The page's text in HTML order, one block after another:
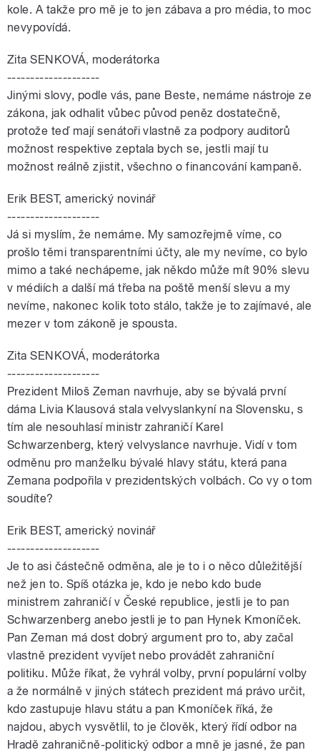
kole. A takže pro mě je to jen zábava a pro média, to moc
nevypovídá.
Zita SENKOVÁ, moderátorka
--------------------
Jinými slovy, podle vás, pane Beste, nemáme nástroje ze
zákona, jak odhalit vůbec původ peněz dostatečně,
protože teď mají senátoři vlastně za podpory auditorů
možnost respektive zeptala bych se, jestli mají tu
možnost reálně zjistit, všechno o financování kampaně.
Erik BEST, americký novinář
--------------------
Já si myslím, že nemáme. My samozřejmě víme, co
prošlo těmi transparentními účty, ale my nevíme, co bylo
mimo a také nechápeme, jak někdo může mít 90% slevu
v médiích a další má třeba na poště menší slevu a my
nevíme, nakonec kolik toto stálo, takže je to zajímavé, ale
mezer v tom zákoně je spousta.
Zita SENKOVÁ, moderátorka
--------------------
Prezident Miloš Zeman navrhuje, aby se bývalá první
dáma Livia Klausová stala velvyslankyní na Slovensku, s
tím ale nesouhlasí ministr zahraničí Karel
Schwarzenberg, který velvyslance navrhuje. Vidí v tom
odměnu pro manželku bývalé hlavy státu, která pana
Zemana podpořila v prezidentských volbách. Co vy o tom
soudíte?
Erik BEST, americký novinář
--------------------
Je to asi částečně odměna, ale je to i o něco důležitější
než jen to. Spíš otázka je, kdo je nebo kdo bude
ministrem zahraničí v České republice, jestli je to pan
Schwarzenberg anebo jestli je to pan Hynek Kmoníček.
Pan Zeman má dost dobrý argument pro to, aby začal
vlastně prezident vyvíjet nebo provádět zahraniční
politiku. Může říkat, že vyhrál volby, první populární volby
a že normálně v jiných státech prezident má právo určit,
kdo zastupuje hlavu státu a pan Kmoníček říká, že
najdou, abych vysvětlil, to je člověk, který řídí odbor na
Hradě zahraničně-politický odbor a mně je jasné, že pan